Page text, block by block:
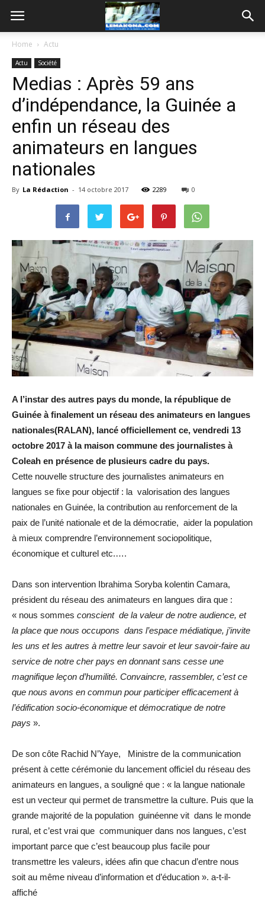
Home Actu
Actu Société
Medias : Après 59 ans
d’indépendance, la Guinée a
enfin un réseau des
animateurs en langues
nationales
By La Rédaction - 14 octobre 2017 2289 0
A l’instar des autres pays du monde, la république de
Guinée à finalement un réseau des animateurs en langues
nationales(RALAN), lancé officiellement ce, vendredi 13
octobre 2017 à la maison commune des journalistes à
Coleah en présence de plusieurs cadre du pays.
Cette nouvelle structure des journalistes animateurs en
langues se fixe pour objectif : la valorisation des langues
nationales en Guinée, la contribution au renforcement de la
paix de l’unité nationale et de la démocratie, aider la population
à mieux comprendre l’environnement sociopolitique,
économique et culturel etc.….
Dans son intervention Ibrahima Soryba kolentin Camara,
président du réseau des animateurs en langues dira que :
« nous sommes conscient de la valeur de notre audience, et
la place que nous occupons dans l’espace médiatique, j’invite
les uns et les autres à mettre leur savoir et leur savoir-faire au
service de notre cher pays en donnant sans cesse une
magnifique leçon d’humilité. Convaincre, rassembler, c’est ce
que nous avons en commun pour participer efficacement à
l’édification socio-économique et démocratique de notre
pays ».
De son côte Rachid N’Yaye, Ministre de la communication
présent à cette cérémonie du lancement officiel du réseau des
animateurs en langues, a souligné que : « la langue nationale
est un vecteur qui permet de transmettre la culture. Puis que la
grande majorité de la population guinéenne vit dans le monde
rural, et c’est vrai que communiquer dans nos langues, c’est
important parce que c’est beaucoup plus facile pour
transmettre les valeurs, idées afin que chacun d’entre nous
soit au même niveau d’information et d’éducation ». a-t-il-
affiché